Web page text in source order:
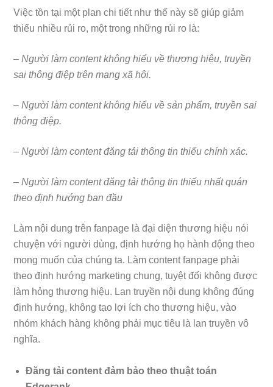
Việc tồn tại một plan chi tiết như thế này sẽ giúp giảm
thiểu nhiều rủi ro, một trong những rủi ro là:
– Người làm content không hiểu về thương hiệu, truyền
sai thông điệp trên mạng xã hội.
– Người làm content không hiểu về sản phẩm, truyền sai
thông điệp.
– Người làm content đăng tải thông tin thiếu chính xác.
– Người làm content đăng tải thông tin thiếu nhất quán
theo định hướng ban đầu
Làm nội dung trên fanpage là đại diện thương hiệu nói
chuyện với người dùng, định hướng họ hành động theo
mong muốn của chúng ta. Làm content fanpage phải
theo định hướng marketing chung, tuyệt đối không được
làm hỏng thương hiệu. Lan truyền nội dung không đúng
định hướng, không tạo lợi ích cho thương hiệu, vào
nhóm khách hàng không phải mục tiêu là lan truyền vô
nghĩa.
Đăng tải content đảm bảo theo thuật toán